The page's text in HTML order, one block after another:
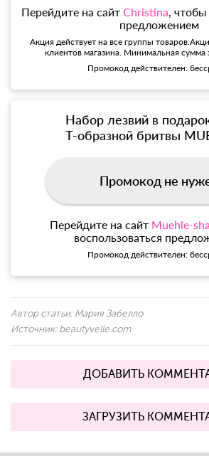
Перейдите на сайт Christina, чтобы
предложением
Акция действует на все группы
клиентов магазина. Минимальная сумма
Промокод действителен:
Набор лезвий в
Т-образной бритвы
Промокод не
Перейдите на сайт Muehle-
воспользоваться
Промокод действителен:
Автор статьи: Мария Забелло
Источник: beautyvelle.com
ДОБАВИТЬ
ЗАГРУЗИТЬ